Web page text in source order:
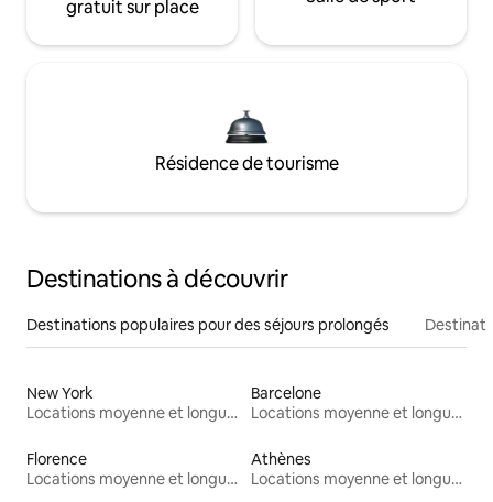
gratuit sur place
Résidence de tourisme
Destinations à découvrir
Destinations populaires pour des séjours prolongés
New York
Locations moyenne et longue durée
Barcelone
Locations moyenne et longue durée
Florence
Locations moyenne et longue durée
Athènes
Locations moyenne et longue durée